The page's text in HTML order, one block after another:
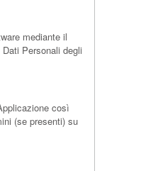
mediante il
Personali degli
così
(se presenti) su